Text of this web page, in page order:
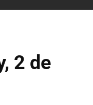
2 de